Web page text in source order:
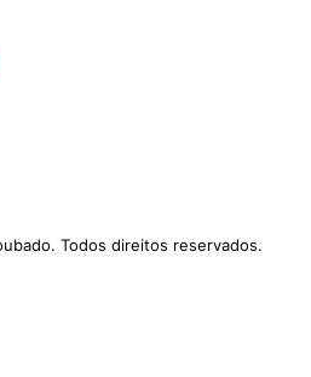
Todos direitos reservados.